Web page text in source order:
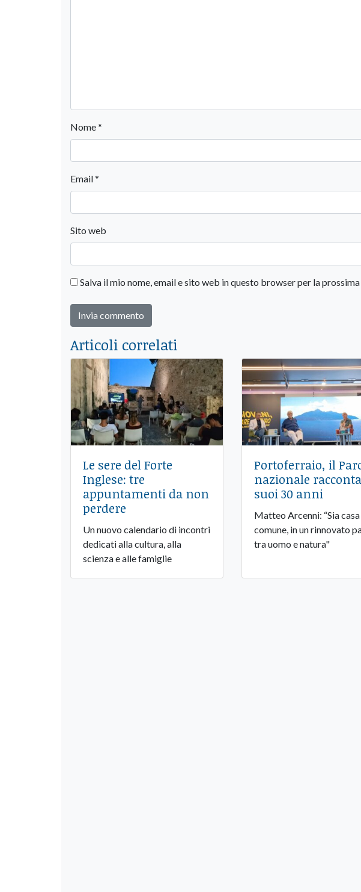
Nome*
Email*
Sito web
Salva il mio nome, email e sito web in questo browser per la
Articoli correlati
Le sere del Forte
Inglese: tre
appuntamenti da non
perdere
Un nuovo calendario di incontri
dedicati alla cultura, alla
scienza e alle famiglie
Portoferraio, il
nazionale
suoi 30 anni
Matteo Arcenni: “Sia casa
comune, in un rinnovato
tra uomo e natura"